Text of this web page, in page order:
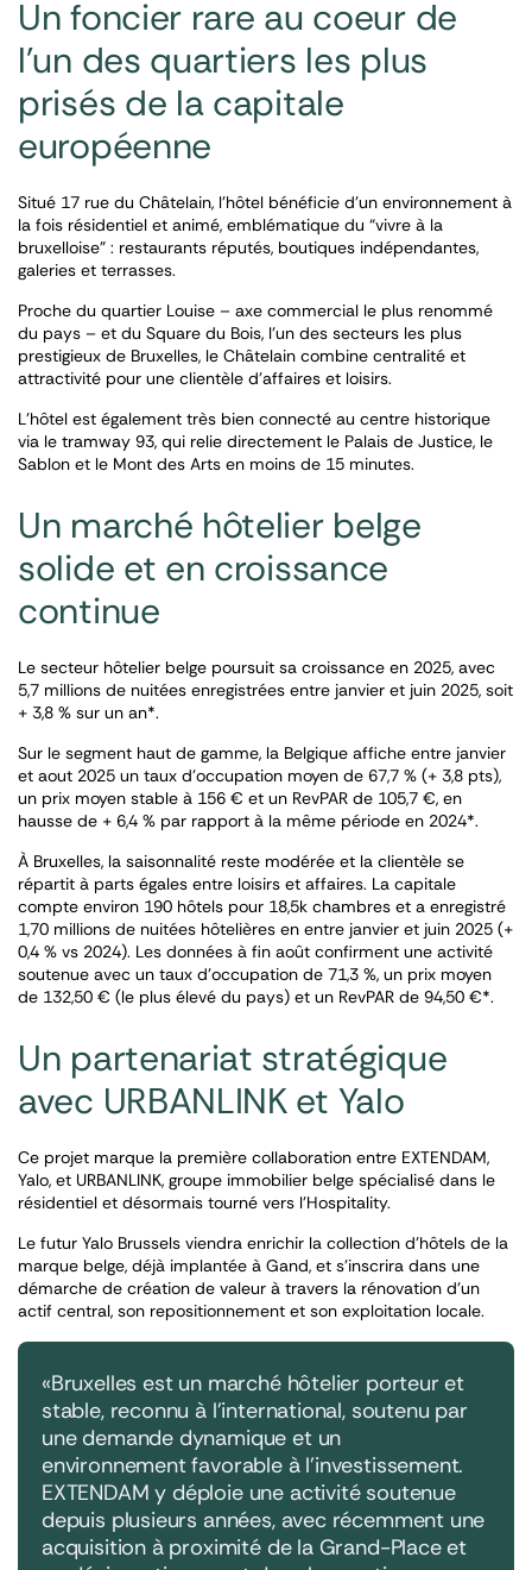
Un foncier rare au coeur de
l’un des quartiers les plus
prisés de la capitale
européenne
Situé 17 rue du Châtelain, l’hôtel bénéficie d’un environnement à
la fois résidentiel et animé, emblématique du “vivre à la
bruxelloise” : restaurants réputés, boutiques indépendantes,
galeries et terrasses.
Proche du quartier Louise – axe commercial le plus renommé
du pays – et du Square du Bois, l’un des secteurs les plus
prestigieux de Bruxelles, le Châtelain combine centralité et
attractivité pour une clientèle d’affaires et loisirs.
L’hôtel est également très bien connecté au centre historique
via le tramway 93, qui relie directement le Palais de Justice, le
Sablon et le Mont des Arts en moins de 15 minutes.
Un marché hôtelier belge
solide et en croissance
continue
Le secteur hôtelier belge poursuit sa croissance en 2025, avec
5,7 millions de nuitées enregistrées entre janvier et juin 2025, soit
+ 3,8 % sur un an*.
Sur le segment haut de gamme, la Belgique affiche entre janvier
et aout 2025 un taux d’occupation moyen de 67,7 % (+ 3,8 pts),
un prix moyen stable à 156 € et un RevPAR de 105,7 €, en
hausse de + 6,4 % par rapport à la même période en 2024*.
À Bruxelles, la saisonnalité reste modérée et la clientèle se
répartit à parts égales entre loisirs et affaires. La capitale
compte environ 190 hôtels pour 18,5k chambres et a enregistré
1,70 millions de nuitées hôtelières en entre janvier et juin 2025 (+
0,4 % vs 2024). Les données à fin août confirment une activité
soutenue avec un taux d’occupation de 71,3 %, un prix moyen
de 132,50 € (le plus élevé du pays) et un RevPAR de 94,50 €*.
Un partenariat stratégique
avec URBANLINK et Yalo
Ce projet marque la première collaboration entre EXTENDAM,
Yalo, et URBANLINK, groupe immobilier belge spécialisé dans le
résidentiel et désormais tourné vers l’Hospitality.
Le futur Yalo Brussels viendra enrichir la collection d’hôtels de la
marque belge, déjà implantée à Gand, et s’inscrira dans une
démarche de création de valeur à travers la rénovation d’un
actif central, son repositionnement et son exploitation locale.
«Bruxelles est un marché hôtelier porteur et
stable, reconnu à l’international, soutenu par
une demande dynamique et un
environnement favorable à l’investissement.
EXTENDAM y déploie une activité soutenue
depuis plusieurs années, avec récemment une
acquisition à proximité de la Grand-Place et